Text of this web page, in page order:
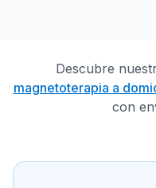
Descubre
magnetoterapia a
con